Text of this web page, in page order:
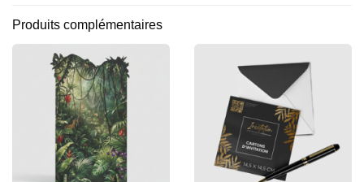
Produits complémentaires